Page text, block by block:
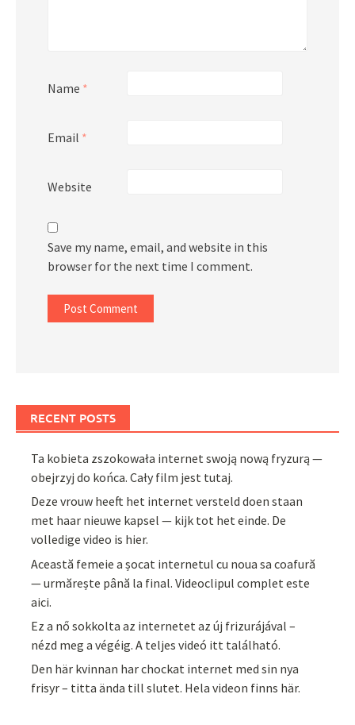
Name *
Email *
Website
Save my name, email, and website in this
browser for the next time I comment.
RECENT POSTS
Ta kobieta zszokowała internet swoją nową fryzurą —
obejrzyj do końca. Cały film jest tutaj.
Deze vrouw heeft het internet versteld doen staan
met haar nieuwe kapsel — kijk tot het einde. De
volledige video is hier.
Această femeie a șocat internetul cu noua sa coafură
— urmărește până la final. Videoclipul complet este
aici.
Ez a nő sokkolta az internetet az új frizurájával –
nézd meg a végéig. A teljes videó itt található.
Den här kvinnan har chockat internet med sin nya
frisyr – titta ända till slutet. Hela videon finns här.